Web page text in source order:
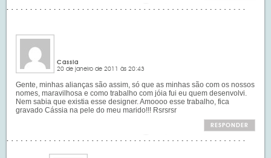
Cassia
20 de janeiro de 2011 às 20:43
Gente, minhas alianças são assim, só que as minhas são com os nossos
nomes, maravilhosa e como trabalho com jóia fui eu quem desenvolvi.
Nem sabia que existia esse designer. Amoooo esse trabalho, fica
gravado Cássia na pele do meu marido!!! Rsrsrsr
RESPONDER